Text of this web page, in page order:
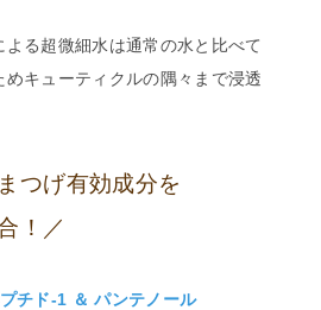
る超微細水は通常の水と比べて
キューティクルの隅々まで浸透
つげ有効成分を
！／
チド-1 ＆ パンテノール